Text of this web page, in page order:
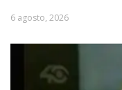
6 agosto, 2026